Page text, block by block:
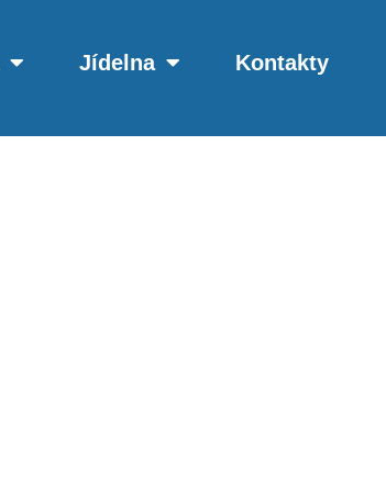
Jídelna Kontakty